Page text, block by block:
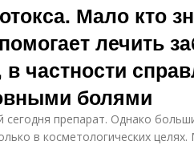
Мало кто
лечить
в частности
болями
сегодня препарат. Однако
в косметологических